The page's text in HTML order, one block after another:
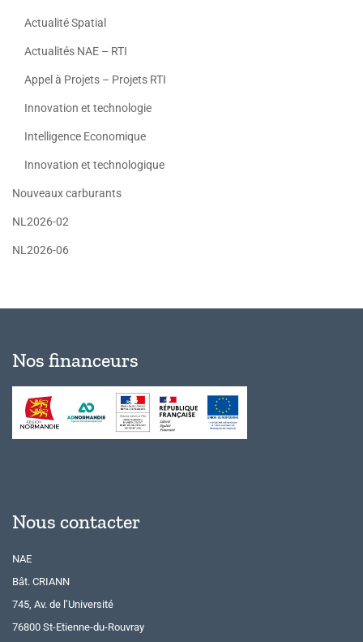
Actualité Spatial
Actualités NAE – RTI
Appel à Projets – Projets RTI
Innovation et technologie
Intelligence Economique
Innovation et technologique
Nouveaux carburants
NL2026-02
NL2026-06
Nos financeurs
Nous contacter
NAE
Bât. CRIANN
745, Av. de l’Université
76800 St-Etienne-du-Rouvray